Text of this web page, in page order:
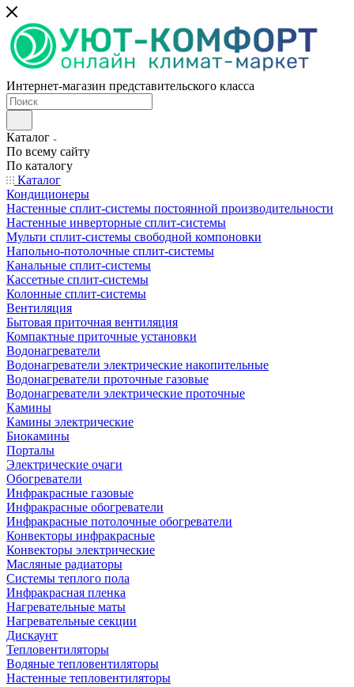
Интернет-магазин представительского класса
Каталог
По всему сайту
По каталогу
Каталог
Кондиционеры
Настенные сплит-системы постоянной производительности
Настенные инверторные сплит-системы
Мульти сплит-системы свободной компоновки
Напольно-потолочные сплит-системы
Канальные сплит-системы
Кассетные сплит-системы
Колонные сплит-системы
Вентиляция
Бытовая приточная вентиляция
Компактные приточные установки
Водонагреватели
Водонагреватели электрические накопительные
Водонагреватели проточные газовые
Водонагреватели электрические проточные
Камины
Камины электрические
Биокамины
Порталы
Электрические очаги
Обогреватели
Инфракрасные газовые
Инфракрасные обогреватели
Инфракрасные потолочные обогреватели
Конвекторы инфракрасные
Конвекторы электрические
Масляные радиаторы
Системы теплого пола
Инфракрасная пленка
Нагревательные маты
Нагревательные секции
Дискаунт
Тепловентиляторы
Водяные тепловентиляторы
Настенные тепловентиляторы